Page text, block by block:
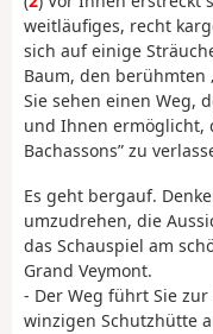
weitläufiges, recht
sich auf einige
Baum, den berühmten
Sie sehen einen Weg,
und Ihnen ermöglicht,
Bachassons” zu
Es geht bergauf.
umzudrehen, die
das Schauspiel am
Grand Veymont.
- Der Weg führt Sie
winzigen Schutzhütte